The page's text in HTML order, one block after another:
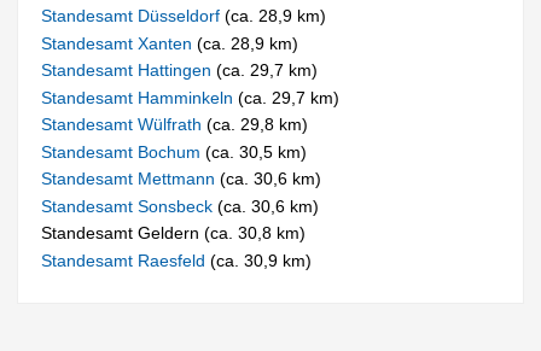
Standesamt Düsseldorf(ca. 28,9 km)
Standesamt Xanten(ca. 28,9 km)
Standesamt Hattingen(ca. 29,7 km)
Standesamt Hamminkeln(ca. 29,7 km)
Standesamt Wülfrath(ca. 29,8 km)
Standesamt Bochum(ca. 30,5 km)
Standesamt Mettmann(ca. 30,6 km)
Standesamt Sonsbeck(ca. 30,6 km)
Standesamt Geldern (ca. 30,8 km)
Standesamt Raesfeld(ca. 30,9 km)